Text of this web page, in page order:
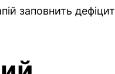
заповнить дефіцит